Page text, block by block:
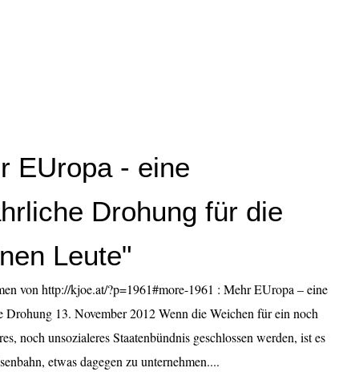
EUropa - eine
Drohung für die
Leute"
von http://kjoe.at/?p=1961#more-1961 : Mehr EUropa – eine
Drohung 13. November 2012 Wenn die Weichen für ein noch
noch unsozialeres Staatenbündnis geschlossen werden, ist es
etwas dagegen zu unternehmen....